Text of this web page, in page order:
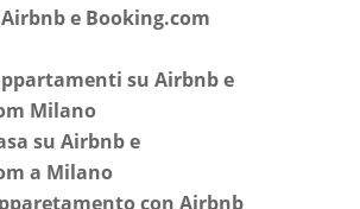
e Booking.com
su Airbnb e
Milano
su Airbnb e
a Milano
con Airbnb